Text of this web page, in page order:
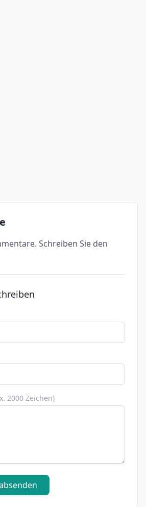
Schreiben Sie den
2000 Zeichen)